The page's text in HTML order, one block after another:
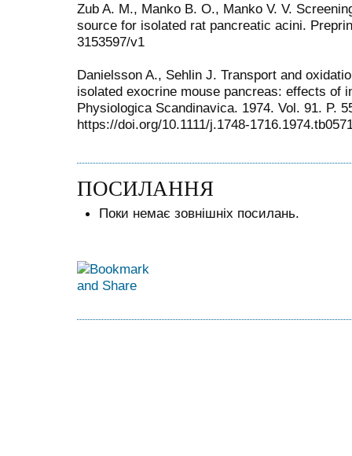
Zub A. M., Manko B. O., Manko V. V.
source for isolated rat pancreatic acini.
3153597/v1
Danielsson A., Sehlin J. Transport and
isolated exocrine mouse pancreas: effects of
Physiologica Scandinavica. 1974. Vol. 91. P.
https://doi.org/10.1111/j.1748-
ПОСИЛАННЯ
Поки немає зовнішніх посилань.